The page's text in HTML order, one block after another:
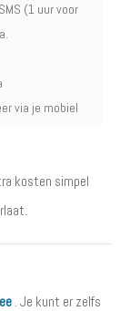
(1 uur voor
via je mobiel
kosten simpel
. Je kunt er zelfs